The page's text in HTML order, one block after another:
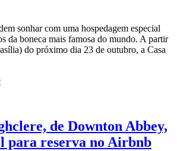
sonhar com uma hospedagem especial
da boneca mais famosa do mundo. A partir
do próximo dia 23 de outubro, a Casa
de Downton Abbey,
para reserva no Airbnb